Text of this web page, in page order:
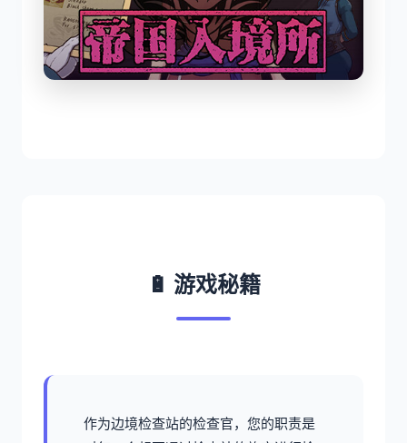
🔋 游戏秘籍
作为边境检查站的检查官，您的职责是